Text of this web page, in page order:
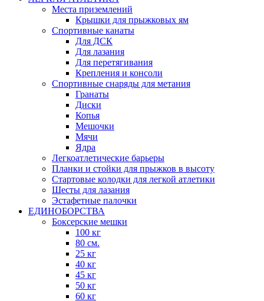
Места приземлений
Крышки для прыжковых ям
Спортивные канаты
Для ДСК
Для лазания
Для перетягивания
Крепления и консоли
Спортивные снаряды для метания
Гранаты
Диски
Копья
Мешочки
Мячи
Ядра
Легкоатлетические барьеры
Планки и стойки для прыжков в высоту
Стартовые колодки для легкой атлетики
Шесты для лазания
Эстафетные палочки
ЕДИНОБОРСТВА
Боксерские мешки
100 кг
80 см.
25 кг
40 кг
45 кг
50 кг
60 кг